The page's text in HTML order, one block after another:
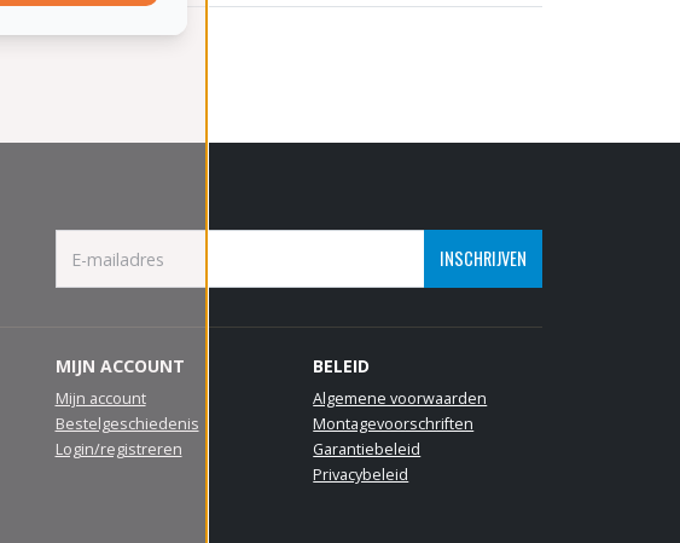
INSCHRIJVEN
MIJN ACCOUNT
Mijn account
Bestelgeschiedenis
Login/registreren
BELEID
Algemene voorwaarden
Montagevoorschriften
Garantiebeleid
Privacybeleid